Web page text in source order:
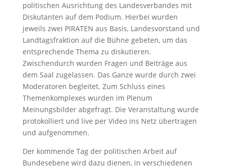
politischen Ausrichtung des Landesverbandes mit
Diskutanten auf dem Podium. Hierbei wurden
jeweils zwei PIRATEN aus Basis, Landesvorstand und
Landtagsfraktion auf die Bühne gebeten, um das
entsprechende Thema zu diskutieren.
Zwischendurch wurden Fragen und Beiträge aus
dem Saal zugelassen. Das Ganze wurde durch zwei
Moderatoren begleitet. Zum Schluss eines
Themenkomplexes wurden im Plenum
Meinungsbilder abgefragt. Die Veranstaltung wurde
protokolliert und live per Video ins Netz übertragen
und aufgenommen.
Der kommende Tag der politischen Arbeit auf
Bundesebene wird dazu dienen, in verschiedenen